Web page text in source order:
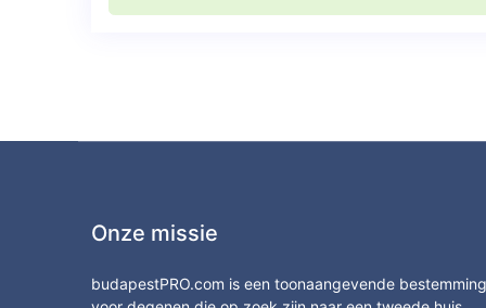
Onze missie
budapestPRO.com is een toonaangevende bestemming